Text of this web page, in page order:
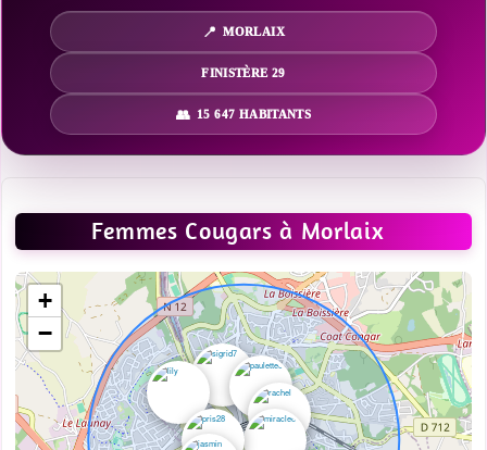
MORLAIX
FINISTÈRE 29
15 647 HABITANTS
Femmes Cougars à Morlaix
+
−